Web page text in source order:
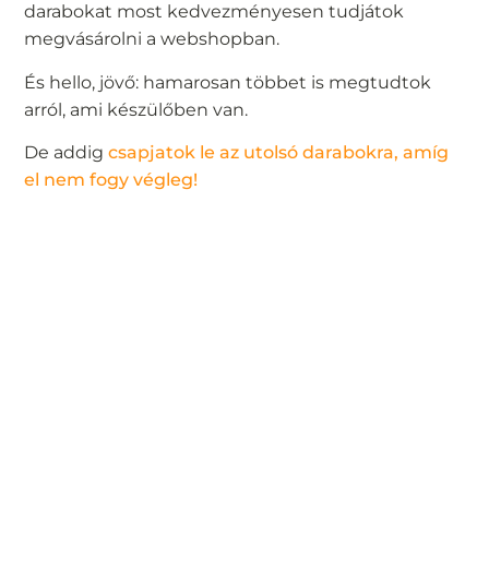
darabokat most kedvezményesen tudjátok
megvásárolni a webshopban.
És hello, jövő: hamarosan többet is megtudtok
arról, ami készülőben van.
De addigcsapjatok le az utolsódarabokra, amíg
el nem fogy végleg!